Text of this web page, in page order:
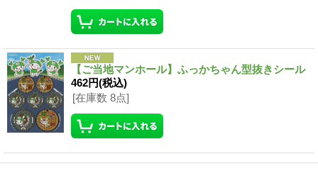
【ご当地マンホール】ふっかちゃん型抜きシール
462円(税込)
[在庫数 8点]